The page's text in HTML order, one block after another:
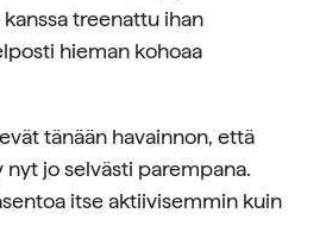
treenattu ihan
hieman kohoaa
tänään havainnon, että
nyt jo selvästi parempana.
itse aktiivisemmin kuin